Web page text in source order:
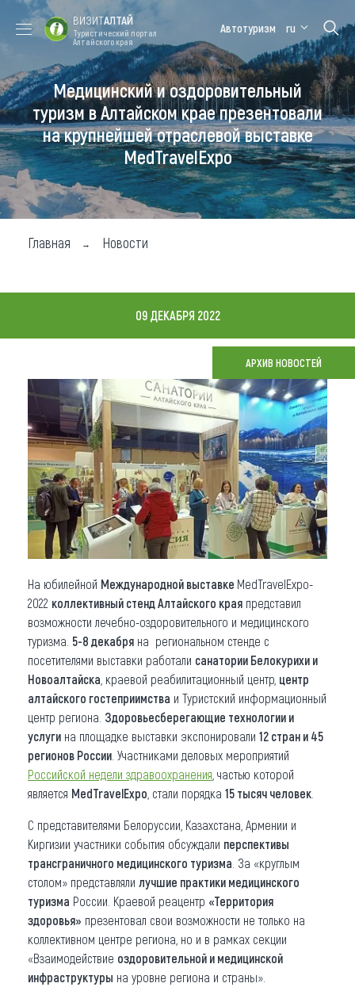
Форум VISIT
ALTAI
Цветение
маральника
Медицинский
форум
Алтайская
зимовка
Туры
Где побывать
Чем заняться
Где остановиться
Что привезти (сувениры)
О регионе
Коллекция впечатлений
Другие рубрики
ВИЗИТАЛТАЙ
Туристический портал
Алтайского края
Автотуризм ru
Медицинский и оздоровительный
туризм в Алтайском крае презентовали
на крупнейшей отраслевой выставке
MedTravelExpo
Главная Новости
09 ДЕКАБРЯ 2022
АРХИВ НОВОСТЕЙ
На юбилейной Международной выставке MedTravelExpo-
2022 коллективный стенд Алтайского края представил
возможности лечебно-оздоровительного и медицинского
туризма. 5-8 декабря на региональном стенде с
посетителями выставки работали санатории Белокурихи и
Новоалтайска , краевой реабилитационный центр, центр
алтайского гостеприимства и Туристский информационный
центр региона. Здоровьесберегающие технологии и
услуги на площадке выставки экспонировали 12 стран и 45
регионов России . Участниками деловых мероприятий
Российской недели здравоохранения , частью которой
является MedTravelExpo , стали порядка 15 тысяч человек
С представителями Белоруссии, Казахстана, Армении и
Киргизии участники события обсуждали перспективы
трансграничного медицинского туризма . За «круглым
столом» представляли лучшие практики медицинского
туризма России. Краевой реацентр «Территория
здоровья» презентовал свои возможности не только на
коллективном центре региона, но и в рамках секции
«Взаимодействие оздоровительной и медицинской
инфраструктуры на уровне региона и страны».